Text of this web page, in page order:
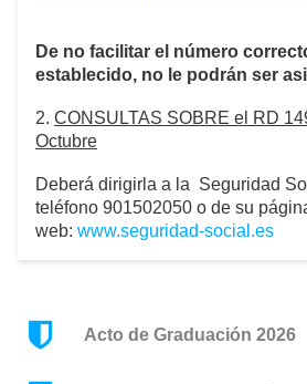
De no facilitar el número
establecido, no le podrán ser
2. CONSULTAS SOBRE el RD
Octubre
Deberá dirigirla a la Seguridad
teléfono 901502050 o de su
web: www.seguridad-social.es
Acto de Graduación 2026